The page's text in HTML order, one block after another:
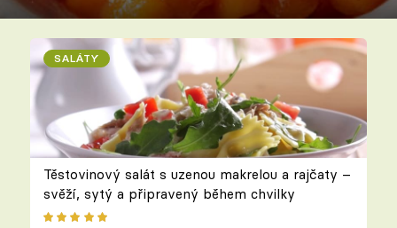
SALÁTY
Těstovinový salát s uzenou makrelou a rajčaty –
svěží, sytý a připravený během chvilky